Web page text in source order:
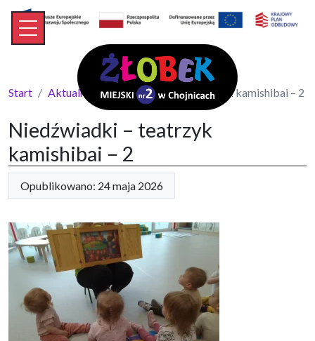
Start Aktualności Niedźwiadki – teatrzyk kamishibai – 2
Niedźwiadki – teatrzyk
kamishibai – 2
Opublikowano: 24 maja 2026